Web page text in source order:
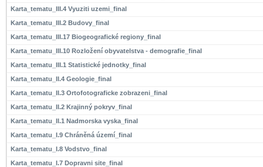
Karta_tematu_III.4 Vyuziti uzemi_final
Karta_tematu_III.2 Budovy_final
Karta_tematu_III.17 Biogeografické regiony_final
Karta_tematu_III.10 Rozložení obyvatelstva - demografie_final
Karta_tematu_III.1 Statistické jednotky_final
Karta_tematu_II.4 Geologie_final
Karta_tematu_II.3 Ortofotograficke zobrazeni_final
Karta_tematu_II.2 Krajinný pokryv_final
Karta_tematu_II.1 Nadmorska vyska_final
Karta_tematu_I.9 Chráněná území_final
Karta_tematu_I.8 Vodstvo_final
Karta_tematu_I.7 Dopravni site_final